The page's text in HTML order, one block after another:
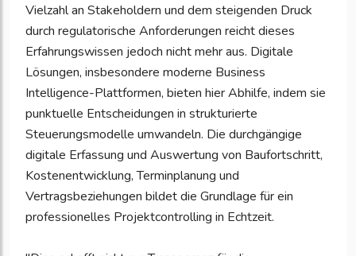
Vielzahl an Stakeholdern und dem steigenden Druck
durch regulatorische Anforderungen reicht dieses
Erfahrungswissen jedoch nicht mehr aus. Digitale
Lösungen, insbesondere moderne Business
Intelligence-Plattformen, bieten hier Abhilfe, indem sie
punktuelle Entscheidungen in strukturierte
Steuerungsmodelle umwandeln. Die durchgängige
digitale Erfassung und Auswertung von Baufortschritt,
Kostenentwicklung, Terminplanung und
Vertragsbeziehungen bildet die Grundlage für ein
professionelles Projektcontrolling in Echtzeit.